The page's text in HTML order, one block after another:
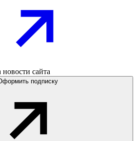
сайта
подписку